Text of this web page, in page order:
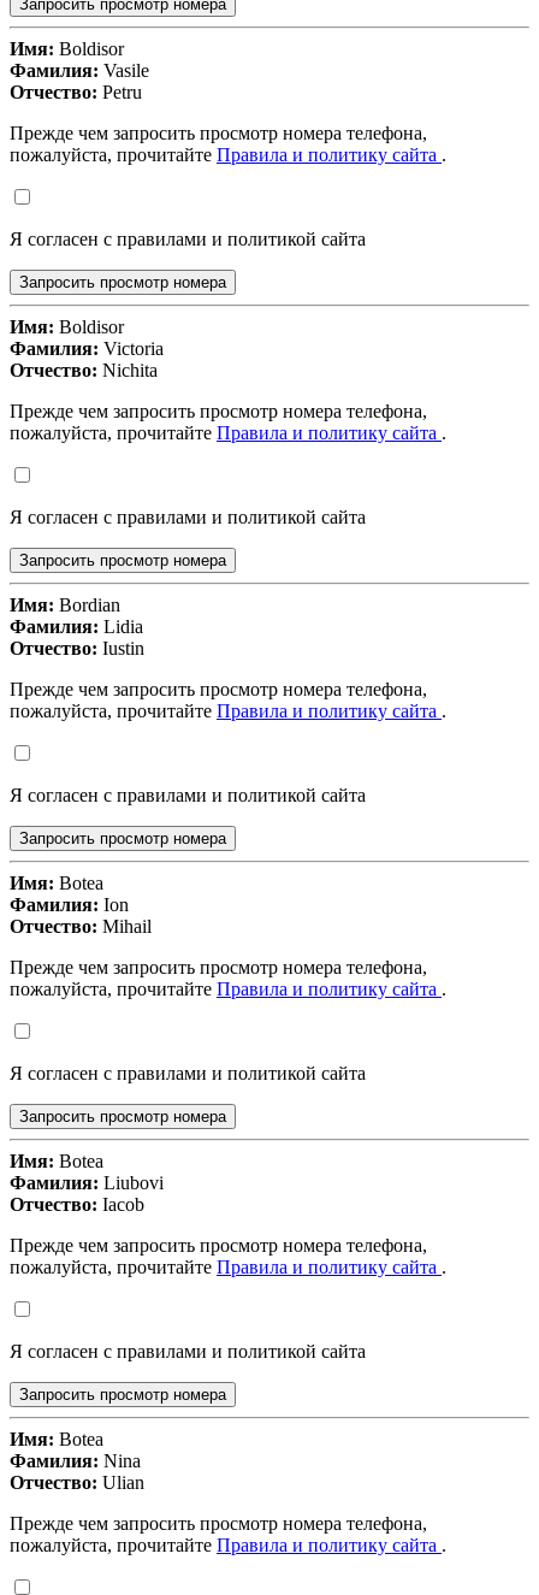
Запросить просмотр номера
Имя: Boldisor
Фамилия: Vasile
Отчество: Petru
Прежде чем запросить просмотр номера телефона,
пожалуйста, прочитайте Правила и политику сайта .
Я согласен с правилами и политикой сайта
Запросить просмотр номера
Имя: Boldisor
Фамилия: Victoria
Отчество: Nichita
Прежде чем запросить просмотр номера телефона,
пожалуйста, прочитайте Правила и политику сайта .
Я согласен с правилами и политикой сайта
Запросить просмотр номера
Имя: Bordian
Фамилия: Lidia
Отчество: Iustin
Прежде чем запросить просмотр номера телефона,
пожалуйста, прочитайте Правила и политику сайта .
Я согласен с правилами и политикой сайта
Запросить просмотр номера
Имя: Botea
Фамилия: Ion
Отчество: Mihail
Прежде чем запросить просмотр номера телефона,
пожалуйста, прочитайте Правила и политику сайта .
Я согласен с правилами и политикой сайта
Запросить просмотр номера
Имя: Botea
Фамилия: Liubovi
Отчество: Iacob
Прежде чем запросить просмотр номера телефона,
пожалуйста, прочитайте Правила и политику сайта .
Я согласен с правилами и политикой сайта
Запросить просмотр номера
Имя: Botea
Фамилия: Nina
Отчество: Ulian
Прежде чем запросить просмотр номера телефона,
пожалуйста, прочитайте Правила и политику сайта .